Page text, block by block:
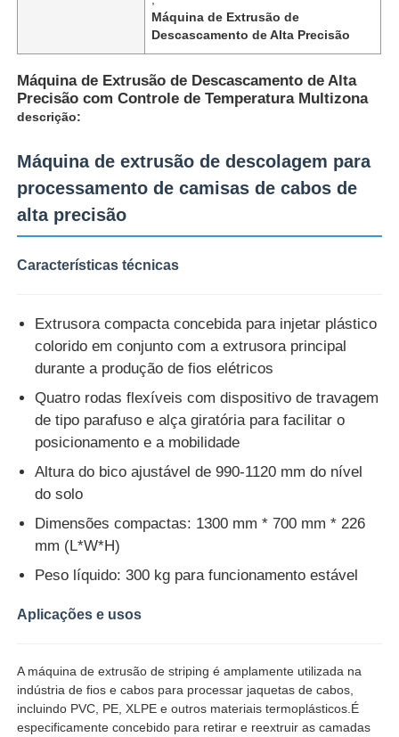
Casa
Quem Somos
Fábrica
Controle de Qualidade
Fale Conosco
notícias
Todos os casos
Pedir um orçamento
Linha de produção de extrusão
Máquina de Extrusão de
Descascamento de Alta Precisão
Máquina de Extrusão de Descascamento de Alta
Precisão com Controle de Temperatura Multizona
descrição:
Máquina de extrusão de descolagem para
processamento de camisas de cabos de
alta precisão
Características técnicas
Extrusora compacta concebida para injetar plástico
colorido em conjunto com a extrusora principal
durante a produção de fios elétricos
Quatro rodas flexíveis com dispositivo de travagem
de tipo parafuso e alça giratória para facilitar o
posicionamento e a mobilidade
Altura do bico ajustável de 990-1120 mm do nível
do solo
Dimensões compactas: 1300 mm * 700 mm * 226
mm (L*W*H)
Peso líquido: 300 kg para funcionamento estável
Aplicações e usos
A máquina de extrusão de striping é amplamente utilizada na
indústria de fios e cabos para processar jaquetas de cabos,
incluindo PVC, PE, XLPE e outros materiais termoplásticos.É
especificamente concebido para retirar e reextruir as camadas